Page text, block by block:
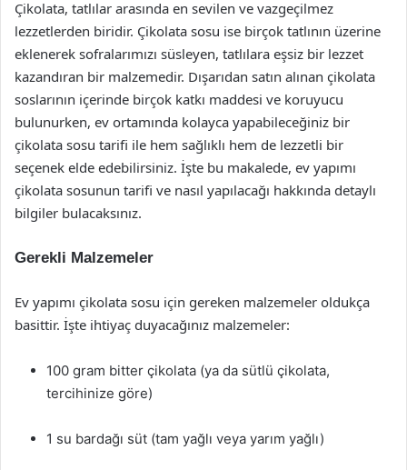
Çikolata, tatlılar arasında en sevilen ve vazgeçilmez
lezzetlerden biridir. Çikolata sosu ise birçok tatlının üzerine
eklenerek sofralarımızı süsleyen, tatlılara eşsiz bir lezzet
kazandıran bir malzemedir. Dışarıdan satın alınan çikolata
soslarının içerinde birçok katkı maddesi ve koruyucu
bulunurken, ev ortamında kolayca yapabileceğiniz bir
çikolata sosu tarifi ile hem sağlıklı hem de lezzetli bir
seçenek elde edebilirsiniz. İşte bu makalede, ev yapımı
çikolata sosunun tarifi ve nasıl yapılacağı hakkında detaylı
bilgiler bulacaksınız.
Gerekli Malzemeler
Ev yapımı çikolata sosu için gereken malzemeler oldukça
basittir. İşte ihtiyaç duyacağınız malzemeler:
100 gram bitter çikolata (ya da sütlü çikolata,
tercihinize göre)
1 su bardağı süt (tam yağlı veya yarım yağlı)